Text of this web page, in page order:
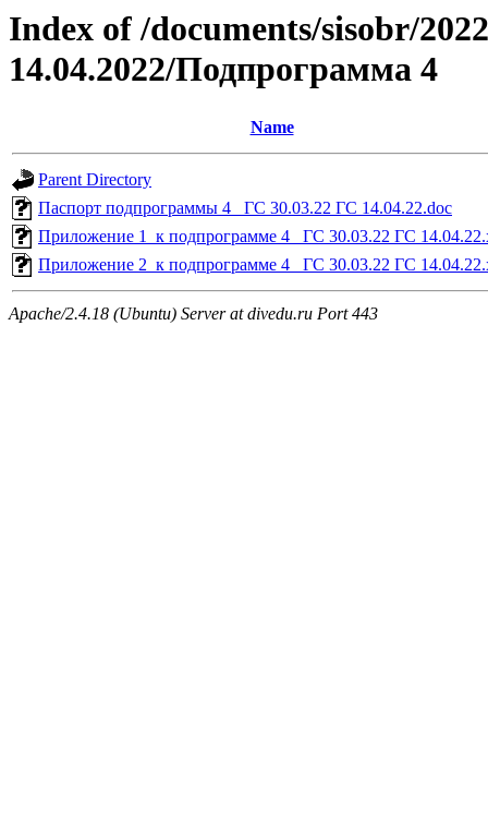
Index of /documents/sisobr/
14.04.2022/Подпрограмма 4
Name
Parent Directory
Паспорт подпрограммы 4_ ГС 30.03.22 ГС 14.04.22.doc
Приложение 1_к подпрограмме 4_ ГС 30.03.22 ГС
Приложение 2_к подпрограмме 4_ ГС 30.03.22 ГС
Apache/2.4.18 (Ubuntu) Server at divedu.ru Port 443